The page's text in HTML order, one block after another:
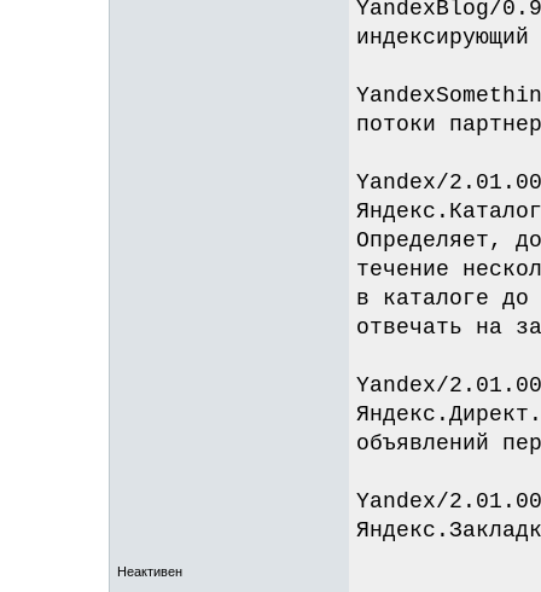
YandexBlog/
потоки
Yandex/
Определяет,
течение
в каталоге
отвечать на
Yandex/
объявлений
Yandex/
Неактивен